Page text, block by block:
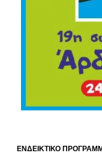
ΕΝΔΕΙΚΤΙΚΟ